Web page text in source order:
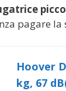
pagare la
Hoover
kg, 67